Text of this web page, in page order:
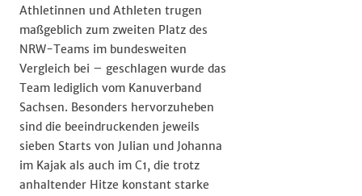
Athletinnen und Athleten trugen
maßgeblich zum zweiten Platz des
NRW-Teams im bundesweiten
Vergleich bei – geschlagen wurde das
Team lediglich vom Kanuverband
Sachsen. Besonders hervorzuheben
sind die beeindruckenden jeweils
sieben Starts von Julian und Johanna
im Kajak als auch im C1, die trotz
anhaltender Hitze konstant starke